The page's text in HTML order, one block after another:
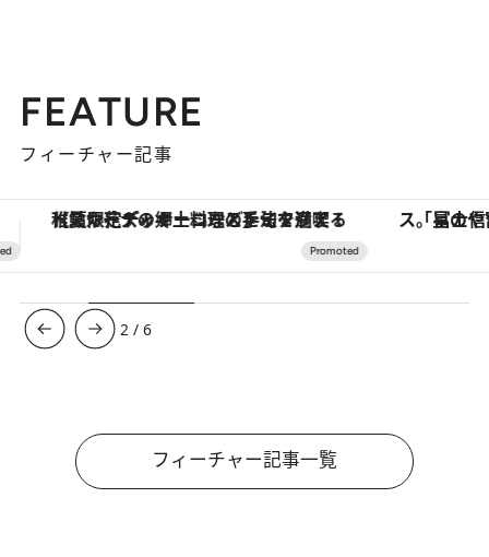
FEATURE
フィーチャー記事
「星のや富士」でデジタルデトックス。冨士信仰の歴史を辿り、心身を調える。 【銀座で出合う最旬美容】美髪ケアや上質
3 /6
フィーチャー記事一覧